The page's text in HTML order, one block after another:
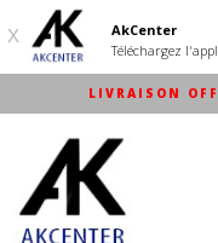
X
AkCenter
Téléchargez
LIVRAISON